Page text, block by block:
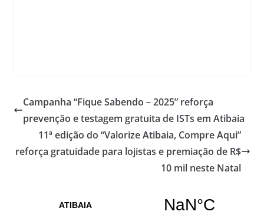
Campanha “Fique Sabendo – 2025” reforça
prevenção e testagem gratuita de ISTs em Atibaia
11ª edição do “Valorize Atibaia, Compre Aqui”
reforça gratuidade para lojistas e premiação de R$
10 mil neste Natal